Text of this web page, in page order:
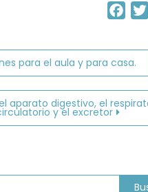
para el aula y para casa.
aparato digestivo, el
y el excretor